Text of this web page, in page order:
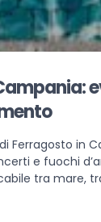
Ferragosto in
e fuochi
tra mare,